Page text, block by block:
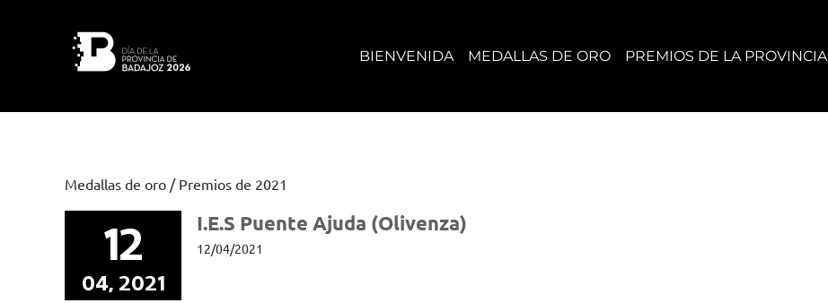
BIENVENIDA MEDALLAS DE ORO PREMIOS DE LA PROVINCIA
Medallas de oro / Premios de 2021
12
04, 2021
I.E.S Puente Ajuda (Olivenza)
12/04/2021